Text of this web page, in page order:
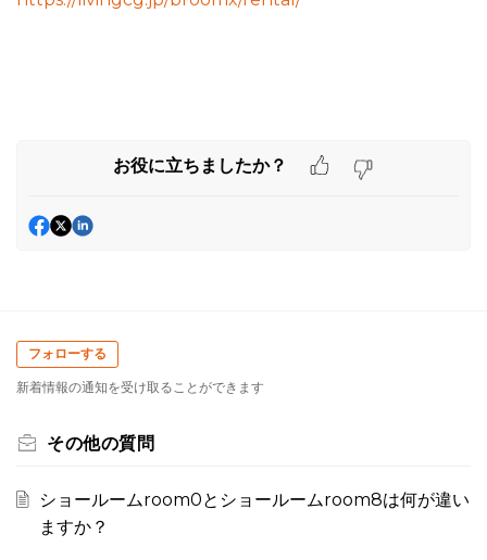
お役に立ちましたか？
フォローする
新着情報の通知を受け取ることができます
その他の質問
ショールームroom0とショールームroom8は何が違い
ますか？